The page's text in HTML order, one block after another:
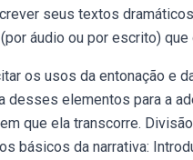
seus textos
áudio ou por escrito)
os usos da entonação e
desses elementos para a
que ela transcorre.
básicos da narrativa: